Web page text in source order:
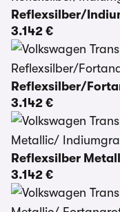
Reflexsilber/
3.142 €
Reflexsilber/
3.142 €
Reflexsilber
3.142 €